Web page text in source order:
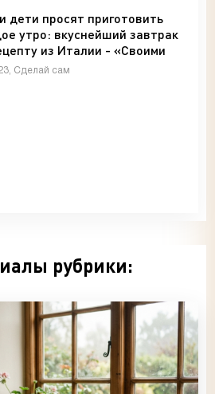
дети просят приготовить
утро: вкуснейший завтрак
из Италии - «Своими
Сделай сам
рубрики: